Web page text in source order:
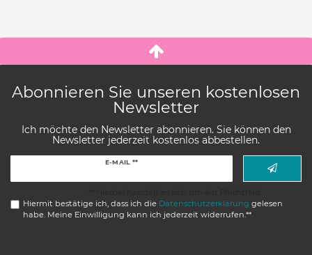
Abonnieren Sie unseren kostenlosen
Newsletter
Ich möchte den Newsletter abonnieren. Sie können den
Newsletter jederzeit kostenlos abbestellen.
E-MAIL **
Hiermit bestätige ich, dass ich die Daten­schutz­erklärung gelesen
habe. Meine Einwilligung kann ich jederzeit widerrufen.**